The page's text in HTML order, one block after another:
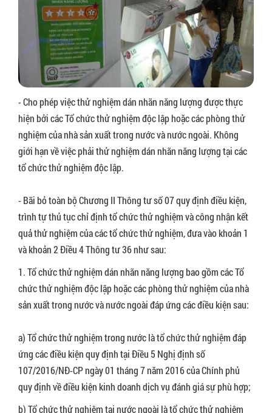
- Cho phép việc thử nghiệm dán nhãn năng lượng được thực
hiện bởi các Tổ chức thử nghiệm độc lập hoặc các phòng thử
nghiệm của nhà sản xuất trong nước và nước ngoài. Không
giới hạn về việc phải thử nghiệm dán nhãn năng lượng tại các
tổ chức thử nghiệm độc lập.
- Bãi bỏ toàn bộ Chương II Thông tư số 07 quy định điều kiện,
trình tự thủ tục chỉ định tổ chức thử nghiệm và công nhận kết
quả thử nghiệm của các tổ chức thử nghiệm, đưa vào khoản 1
và khoản 2 Điều 4 Thông tư 36 như sau:
1. Tổ chức thử nghiệm dán nhãn năng lượng bao gồm các Tổ
chức thử nghiệm độc lập hoặc các phòng thử nghiệm của nhà
sản xuất trong nước và nước ngoài đáp ứng các điều kiện sau:
a) Tổ chức thử nghiệm trong nước là tổ chức thử nghiệm đáp
ứng các điều kiện quy định tại Điều 5 Nghị định số
107/2016/NĐ-CP ngày 01 tháng 7 năm 2016 của Chính phủ
quy định về điều kiện kinh doanh dịch vụ đánh giá sự phù hợp;
b) Tổ chức thử nghiệm tại nước ngoài là tổ chức thử nghiệm